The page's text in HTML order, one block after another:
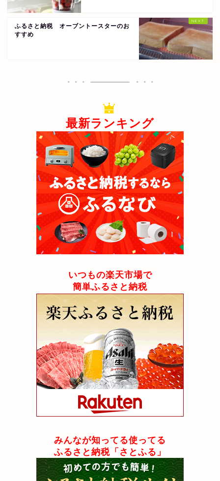
ふるさと納税 オーブントースターのお
すすめ
最新ランキング
いつもの楽天市場で
簡単ふるさと納税
みんなが知ってる使ってる
ふるさと納税「さとふる」